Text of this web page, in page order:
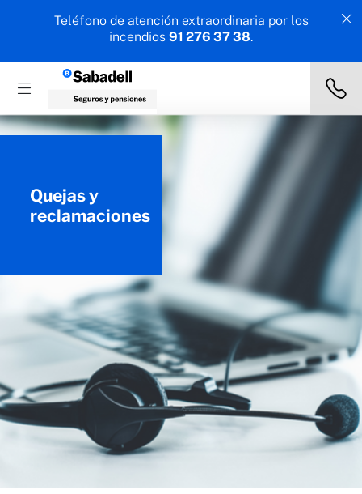
Teléfono de atención extraordinaria por los
incendios 91 276 37 38.
Quejas y
reclamaciones